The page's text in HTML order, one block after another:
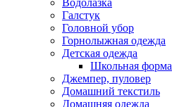
Галстук
Головной убор
Горнолыжная одежда
Детская одежда
Школьная форма
Джемпер, пуловер
Домашний текстиль
Домашняя одежда